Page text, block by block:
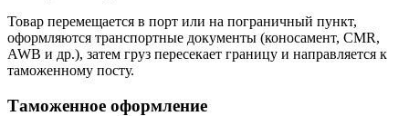
Товар перемещается в порт или на пограничный пункт,
оформляются транспортные документы (коносамент, CMR,
AWB и др.), затем груз пересекает границу и направляется к
таможенному посту.
Таможенное оформление